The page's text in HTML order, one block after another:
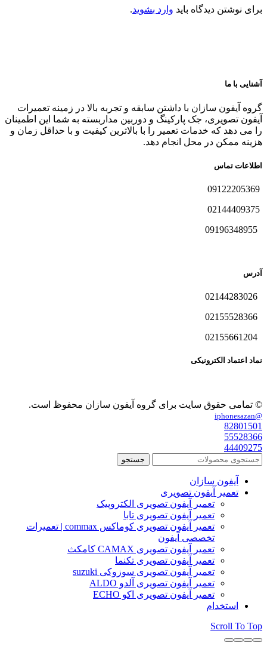
برای نوشتن دیدگاه باید وارد بشوید.
آشنایی با ما
گروه آیفون سازان با داشتن سابقه و تجربه بالا در زمینه تعمیرات
آیفون تصویری، جک پارکینگ و دوربین مداربسته به شما این اطمینان
را می دهد که خدمات تعمیر را با بالاترین کیفیت و با حداقل زمان و
هزینه ممکن در محل انجام دهد.
اطلاعات تماس
آدرس
نماد اعتماد الکترونیکی
© تمامی حقوق سایت برای گروه آیفون سازان محفوظ است.
@iphonesazan
82801501
55528366
44409275
جستجو
آیفون سازان
تعمیر آیفون تصویری
تعمیر آیفون تصویری الکتروپیک
تعمیر آیفون تصویری تابا
تعمیر آیفون تصویری کوماکس commax | تعمیرات
تخصصی آیفون
تعمیر آیفون تصویری CAMAX کامکث
تعمیر آیفون تصویری تکنما
تعمیر آیفون تصویری سوزوکی suzuki
تعمیر آیفون تصویری آلدو ALDO
تعمیر آیفون تصویری اکو ECHO
استخدام
Scroll To Top